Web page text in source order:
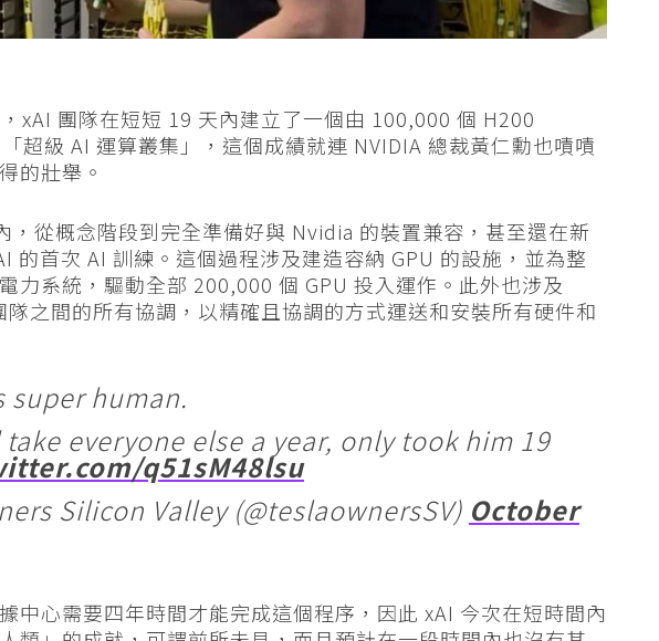
xAI 團隊在短短 19 天內建立了一個由 100,000 個 H200
超級 AI 運算叢集」，這個成績就連 NVIDIA 總裁黃仁勳也嘖嘖
的壯舉。
，從概念階段到完全準備好與 Nvidia 的裝置兼容，甚至還在新
的首次 AI 訓練。這個過程涉及建造容納 GPU 的設施，並為整
力系統，驅動全部 200,000 個 GPU 投入運作。此外也涉及
隊之間的所有協調，以精確且協調的方式運送和安裝所有硬件和
super human.
everyone else a year, only took him 19
q51sM48lsu
Silicon Valley (@teslaownersSV) October
中心需要四年時間才能完成這個程序，因此 xAI 今次在短時間內